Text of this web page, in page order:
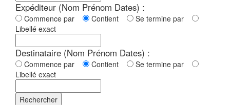
Expéditeur (Nom Prénom Dates) :
Commence par Contient
Se termine par
Libellé exact
Destinataire (Nom Prénom Dates) :
Commence par Contient
Se termine par
Libellé exact
Rechercher